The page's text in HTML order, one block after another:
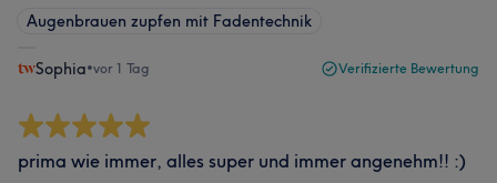
Augenbrauen zupfen mit Fadentechnik
Sophia•vor 1 Tag Verifizierte Bewertung
prima wie immer, alles super und immer angenehm!! :)